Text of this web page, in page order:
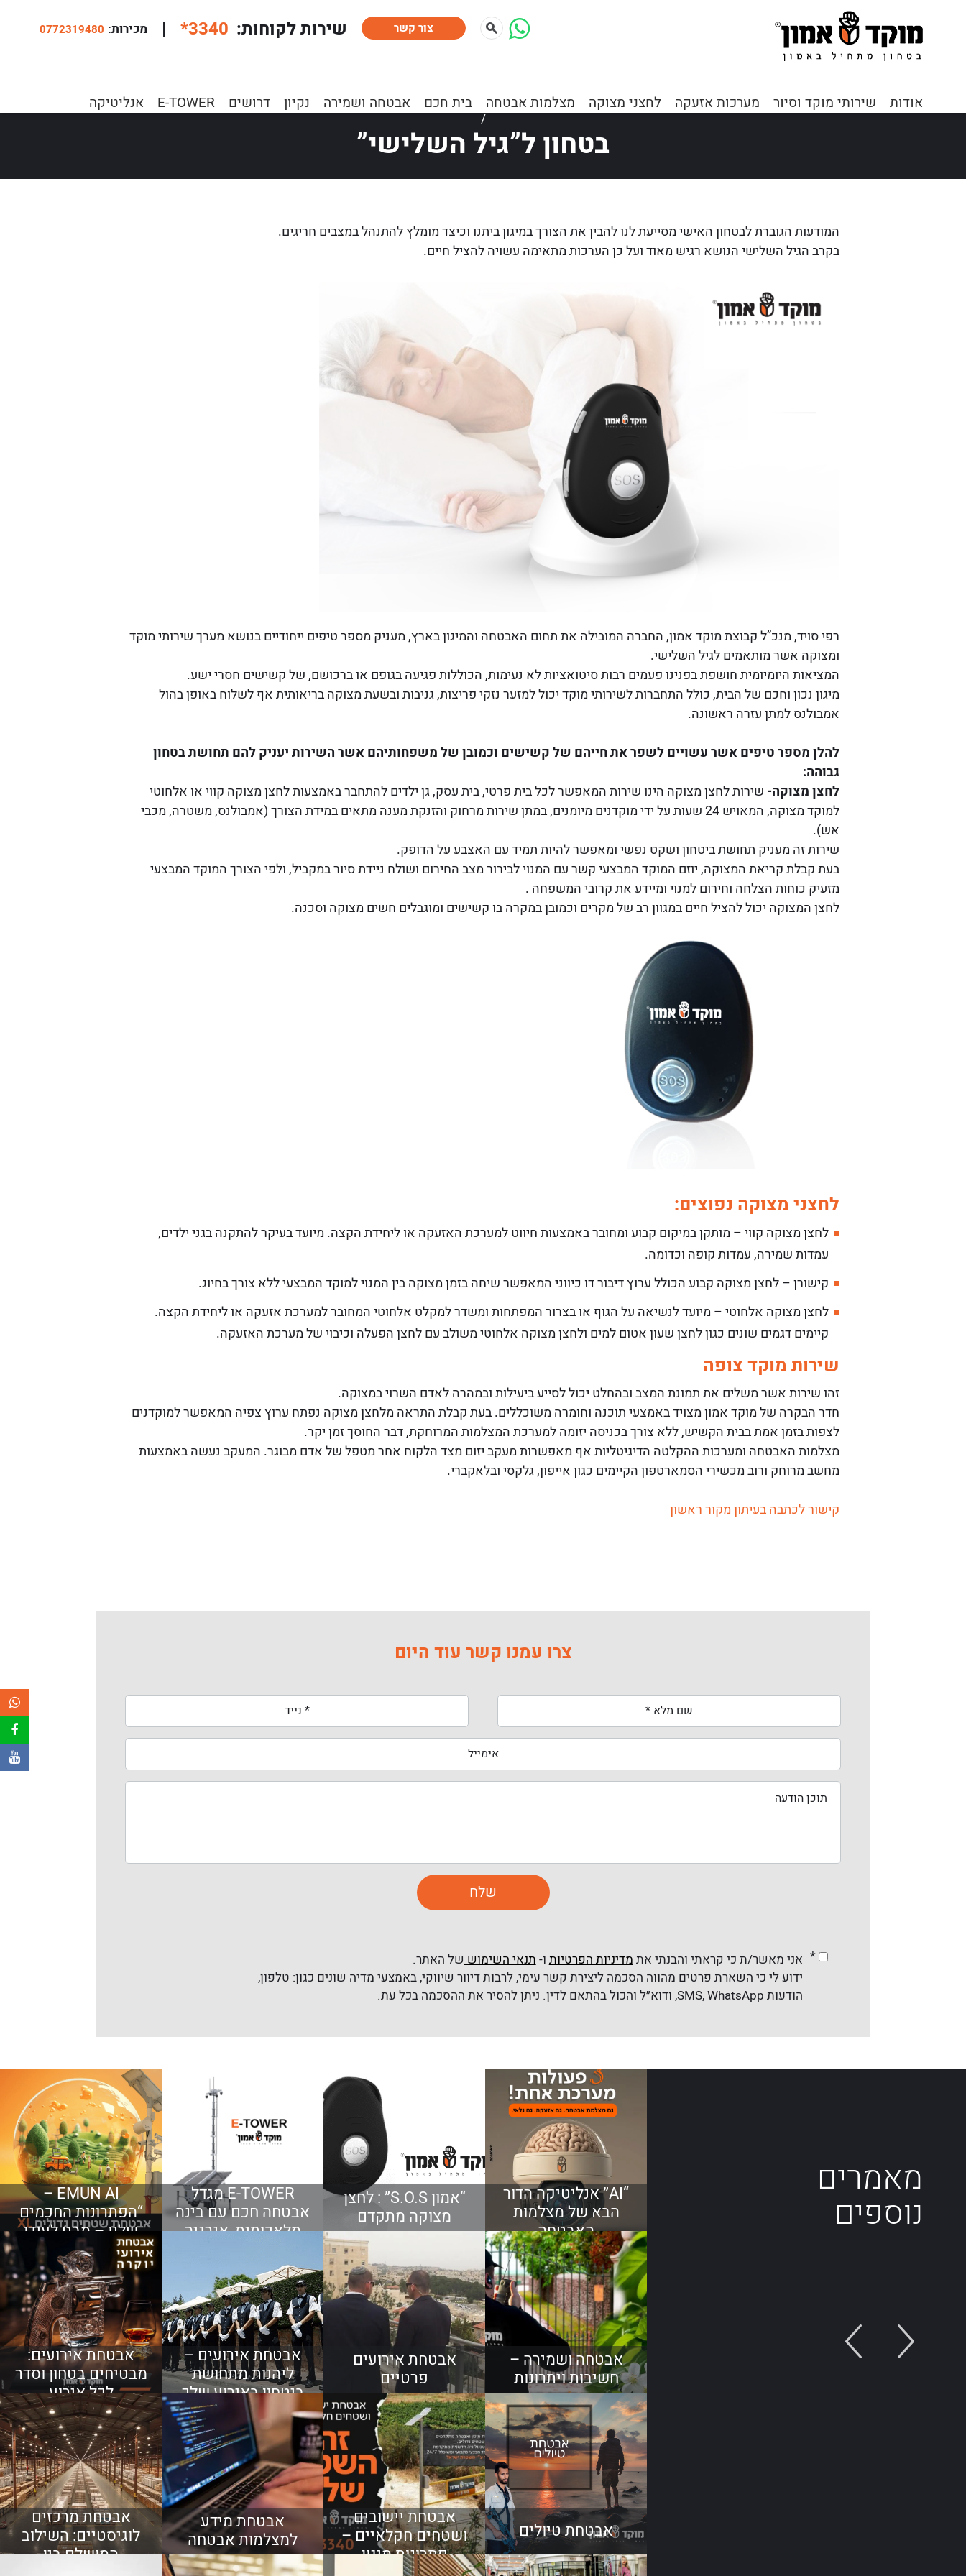
אודות שירותי מוקד וסיור מערכות אזעקה לחצני מצוקה מצלמות אבטחה בית חכם אבטחה ושמירה נקיון דרושים E-TOWER אנליטיקה
צור קשר *3340 :שירות לקוחות |
0772319480 :מכירות
דף הבית» כתבות ומאמרים»מוקד וסיור »מוקד וסיור »בטחון ל”גיל השלישי”
/
בטחון ל”גיל השלישי”
המודעות הגוברת לבטחון האישי מסייעת לנו להבין את הצורך במיגון ביתנו וכיצד מומלץ להתנהל במצבים חריגים.
בקרב הגיל השלישי הנושא רגיש מאוד ועל כן הערכות מתאימה עשויה להציל חיים.
רפי סויד, מנכ”ל קבוצת מוקד אמון, החברה המובילה את תחום האבטחה והמיגון בארץ, מעניק מספר טיפים ייחודיים בנושא מערך שירותי מוקד
ומצוקה אשר מותאמים לגיל השלישי.
המציאות היומיומית חושפת בפנינו פעמים רבות סיטואציות לא נעימות, הכוללות פגיעה בגופם או ברכושם, של קשישים חסרי ישע.
מיגון נכון וחכם של הבית, כולל התחברות לשירותי מוקד יכול למזער נזקי פריצות, גניבות ובשעת מצוקה בריאותית אף לשלוח באופן בהול
אמבולנס למתן עזרה ראשונה.
להלן מספר טיפים אשר עשויים לשפר את חייהם של קשישים וכמובן של משפחותיהם אשר השירות יעניק להם תחושת בטחון
גבוהה:
לחצן מצוקה- שירות לחצן מצוקה הינו שירות המאפשר לכל בית פרטי, בית עסק, גן ילדים להתחבר באמצעות לחצן מצוקה קווי או אלחוטי
למוקד מצוקה, המאויש 24 שעות על ידי מוקדנים מיומנים, במתן שירות מרחוק והזנקת מענה מתאים במידת הצורך (אמבולנס, משטרה, מכבי
אש).
שירות זה מעניק תחושת ביטחון ושקט נפשי ומאפשר להיות תמיד עם האצבע על הדופק.
בעת קבלת קריאת המצוקה, יוזם המוקד המבצעי קשר עם המנוי לבירור מצב החירום ושולח ניידת סיור במקביל, ולפי הצורך המוקד המבצעי
מזעיק כוחות הצלחה וחירום למנוי ומיידע את קרובי המשפחה .
לחצן המצוקה יכול להציל חיים במגוון רב של מקרים וכמובן במקרה בו קשישים ומוגבלים חשים מצוקה וסכנה.
לחצני מצוקה נפוצים:
לחצן מצוקה קווי – מותקן במיקום קבוע ומחובר באמצעות חיווט למערכת האזעקה או ליחידת הקצה. מיועד בעיקר להתקנה בגני ילדים,
עמדות שמירה, עמדות קופה וכדומה.
קישורן – לחצן מצוקה קבוע הכולל ערוץ דיבור דו כיווני המאפשר שיחה בזמן מצוקה בין המנוי למוקד המבצעי ללא צורך בחיוג.
לחצן מצוקה אלחוטי – מיועד לנשיאה על הגוף או בצרור המפתחות ומשדר למקלט אלחוטי המחובר למערכת אזעקה או ליחידת הקצה.
קיימים דגמים שונים כגון לחצן שעון אטום למים ולחצן מצוקה אלחוטי משולב עם לחצן הפעלה וכיבוי של מערכת האזעקה.
שירות מוקד צופה
זהו שירות אשר משלים את תמונת המצב ובהחלט יכול לסייע ביעילות ובמהרה לאדם השרוי במצוקה.
חדר הבקרה של מוקד אמון מצויד באמצעי תוכנה וחומרה משוכללים. בעת קבלת התראה מלחצן מצוקה נפתח ערוץ צפיה המאפשר למוקדנים
לצפות בזמן אמת בבית הקשיש, ללא צורך בכניסה יזומה למערכת המצלמות המרוחקת, דבר החוסך זמן יקר.
מצלמות האבטחה ומערכות ההקלטה הדיגיטליות אף מאפשרות מעקב יזום מצד הלקוח אחר מטפל של אדם מבוגר. המעקב נעשה באמצעות
מחשב מרוחק ורוב מכשירי הסמארטפון הקיימים כגון אייפון, גלקסי ובלאקברי.
קישור לכתבה בעיתון מקור ראשון
צרו עמנו קשר עוד היום
אני מאשר/ת כי קראתי והבנתי את מדיניות הפרטיות ו- תנאי השימוש של האתר.
ידוע לי כי השארת פרטים מהווה הסכמה ליצירת קשר עימי, לרבות דיוור שיווקי, באמצעי מדיה שונים כגון: טלפון,
הודעות SMS, WhatsApp, ודוא״ל והכול בהתאם לדין. ניתן להסיר את ההסכמה בכל עת.
*
מאמרים
נוספים
“AI” אנליטיקה הדור
הבא של מצלמות
האבטחה
“אמון S.O.S” : לחצן
מצוקה מתקדם
E-TOWER מגדל
אבטחה חכם עם בינה
מלאכותית, אנרגיה
מלאה 24/7
EMUN AI –
“הפתרונות החכמים
שלנו – מבט לעידן
האבטחה החדש”
אבטחה ושמירה –
חשיבות ויתרונות
אבטחת אירועים
פרטיים
אבטחת אירועים –
ליהנות מתחושת
ביטחון באירוע שלך
אבטחת אירועים:
מבטיחים בטחון וסדר
לכל אירוע
אבטחת טיולים
אבטחת יישובים
ושטחים חקלאיים –
פתרונות מיגון
אבטחת מידע
למצלמות אבטחה
אבטחת מרכזים
לוגיסטיים: השילוב
המושלם בין